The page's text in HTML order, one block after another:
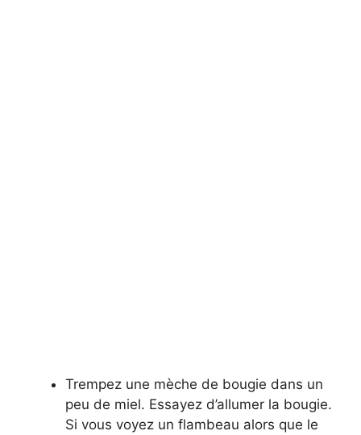
Trempez une mèche de bougie dans un
peu de miel. Essayez d’allumer la bougie.
Si vous voyez un flambeau alors que le